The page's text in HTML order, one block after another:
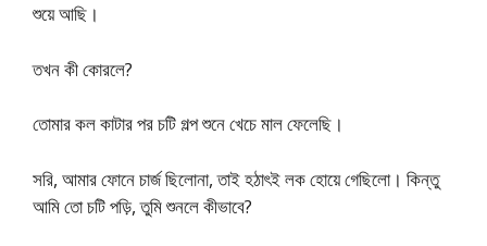
শুয়ে আছি।
তখন কী কোরলে?
তোমার কল কাটার পর চটি গল্প শুনে খেচে মাল ফেলেছি।
সরি, আমার ফোনে চার্জ ছিলোনা, তাই হঠাৎই লক হোয়ে গেছিলো। কিন্তু
আমি তো চটি পড়ি, তুমি শুনলে কীভাবে?